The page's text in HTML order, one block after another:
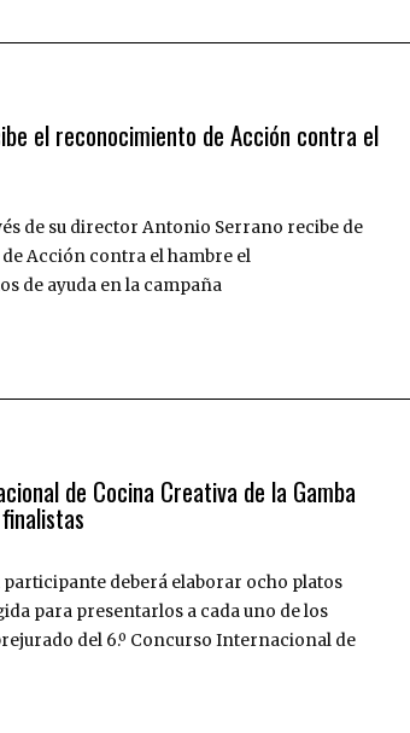
el reconocimiento de Acción contra el
de su director Antonio Serrano recibe de
Acción contra el hambre el
de ayuda en la campaña
de Cocina Creativa de la Gamba
participante deberá elaborar ocho platos
para presentarlos a cada uno de los
del 6.º Concurso Internacional de